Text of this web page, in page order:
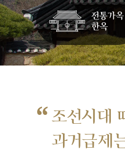
“조선시대
과거급제